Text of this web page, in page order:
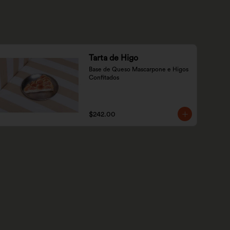
Tarta de Higo
Base de Queso Mascarpone e Higos
Confitados
$242.00